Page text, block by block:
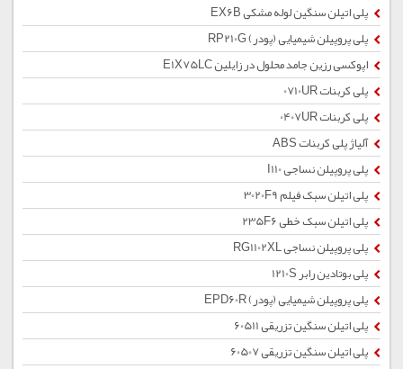
پلی اتیلن سنگین لوله مشکی EX6B
پلی پروپیلن شیمیایی (پودر) RP210G
اپوکسی رزین جامد محلول در زایلین E1X75LC
پلی کربنات 0710UR
پلی کربنات 0407UR
آلیاژ پلی کربنات ABS
پلی پروپیلن نساجی I110
پلی اتیلن سبک فیلم 3020F9
پلی اتیلن سبک خطی 235F6
پلی پروپیلن نساجی RG1102XL
پلی بوتادین رابر 1210S
پلی پروپیلن شیمیایی (پودر) EPD60R
پلی اتیلن سنگین تزریقی 60511
پلی اتیلن سنگین تزریقی 60507